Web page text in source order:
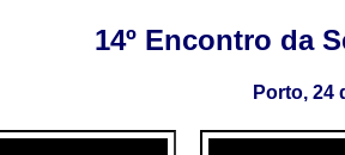
14º Encontro da
Porto, 24